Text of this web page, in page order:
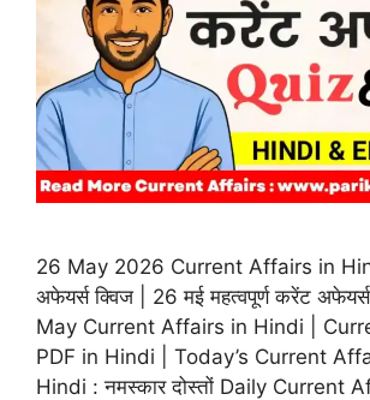
26 May 2026 Current Affairs in
अफेयर्स क्विज | 26 मई महत्वपूर्ण करेंट
May Current Affairs in Hindi |
PDF in Hindi | Today’s Current
Hindi : नमस्कार दोस्तों Daily Current